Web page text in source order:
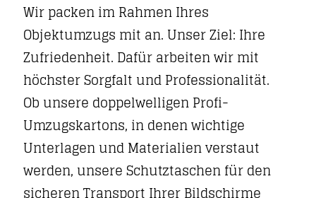
Wir packen im Rahmen Ihres
Objektumzugs mit an. Unser Ziel: Ihre
Zufriedenheit. Dafür arbeiten wir mit
höchster Sorgfalt und Professionalität.
Ob unsere doppelwelligen Profi-
Umzugskartons, in denen wichtige
Unterlagen und Materialien verstaut
werden, unsere Schutztaschen für den
sicheren Transport Ihrer Bildschirme